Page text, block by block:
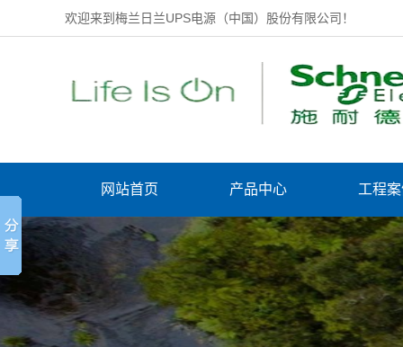
欢迎来到梅兰日兰UPS电源（中国）股份有限公司！
网站首页 产品中心 工程案